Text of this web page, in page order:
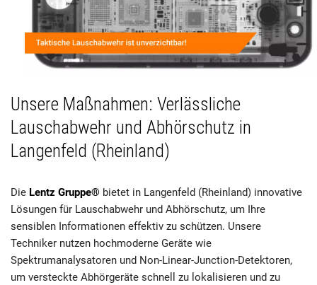
Unsere Maßnahmen: Verlässliche
Lauschabwehr und Abhörschutz in
Langenfeld (Rheinland)
Die Lentz Gruppe® bietet in Langenfeld (Rheinland) innovative
Lösungen für Lauschabwehr und Abhörschutz, um Ihre
sensiblen Informationen effektiv zu schützen. Unsere
Techniker nutzen hochmoderne Geräte wie
Spektrumanalysatoren und Non-Linear-Junction-Detektoren,
um versteckte Abhörgeräte schnell zu lokalisieren und zu